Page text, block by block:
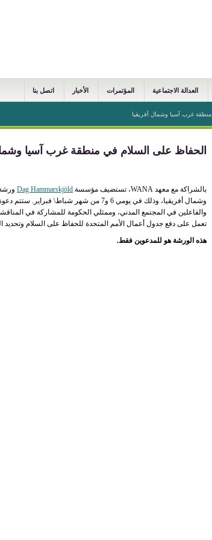
العدالة الاجتماعية المؤتمرات الأخبار اتصل بنا
غرب آسيا وشمال أفريقيا
الحفاظ على السلام في منطقة غرب آسيا
بالشراكة مع معهد WANA، تستضيف مؤسسة Dag Hammarskjöld
وشمال أفريقيا، وذلك في يومي 6 و7 من شهر
والفاعلين في المجتمع المدني، وممثلي الحكومة للمشاركة في
تعمل على دفع جدول أعمال الأمم المتحدة للحفاظ على السلام وتحديد
هذه الورشة هو للمدعوين فقط.